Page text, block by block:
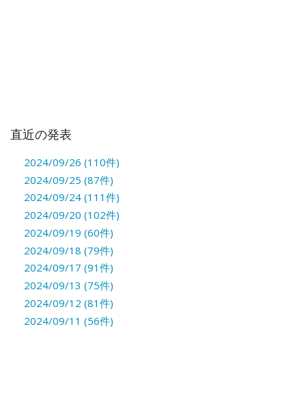
直近の発表
2024/09/26 (110件)
2024/09/25 (87件)
2024/09/24 (111件)
2024/09/20 (102件)
2024/09/19 (60件)
2024/09/18 (79件)
2024/09/17 (91件)
2024/09/13 (75件)
2024/09/12 (81件)
2024/09/11 (56件)